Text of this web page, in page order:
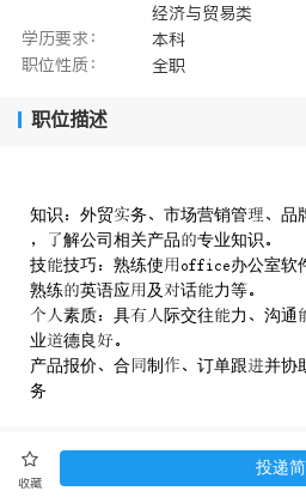
经济与贸易类
学历要求：
本科
职位性质：
全职
职位描述
知识外贸务市场营销管品
解公司相关产品专业知识
技技巧熟练使办公室
熟练英语应及话力等
素质具际交往力沟通
业德良
产品报价合制订单跟并
务
单位简介
收藏
投递